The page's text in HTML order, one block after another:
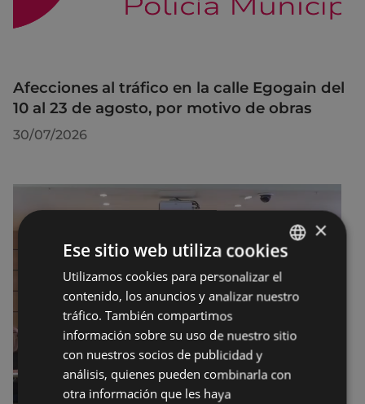
Afecciones al tráfico en la calle Egogain del
10 al 23 de agosto, por motivo de obras
30/07/2026
BASQUE
SPANISH
×
Ese sitio web utiliza cookies
Utilizamos cookies para personalizar el
contenido, los anuncios y analizar nuestro
tráfico. También compartimos
información sobre su uso de nuestro sitio
con nuestros socios de publicidad y
análisis, quienes pueden combinarla con
otra información que les haya